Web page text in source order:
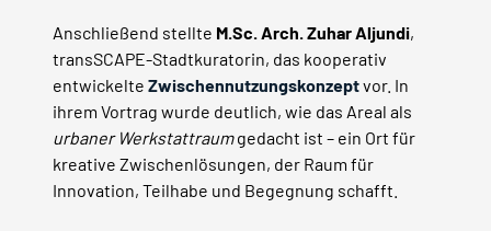
Anschließend stellte M.Sc. Arch. Zuhar Aljundi,
transSCAPE-Stadtkuratorin, das kooperativ
entwickelte Zwischennutzungskonzeptvor. In
ihrem Vortrag wurde deutlich, wie das Areal als
urbaner Werkstattraumgedacht ist – ein Ort für
kreative Zwischenlösungen, der Raum für
Innovation, Teilhabe und Begegnung schafft.